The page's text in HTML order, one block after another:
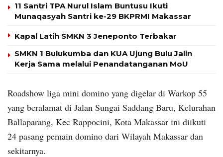
11 Santri TPA Nurul Islam Buntusu Ikuti
Munaqasyah Santri ke-29 BKPRMI Makassar
Kapal Latih SMKN 3 Jeneponto Terbakar
SMKN 1 Bulukumba dan KUA Ujung Bulu Jalin
Kerja Sama melalui Penandatanganan MoU
Roadshow liga mini domino yang digelar di Warkop 55
yang beralamat di Jalan Sungai Saddang Baru, Kelurahan
Ballaparang, Kec Rappocini, Kota Makassar ini diikuti
24 pasang pemain domino dari Wilayah Makassar dan
sekitarnya.